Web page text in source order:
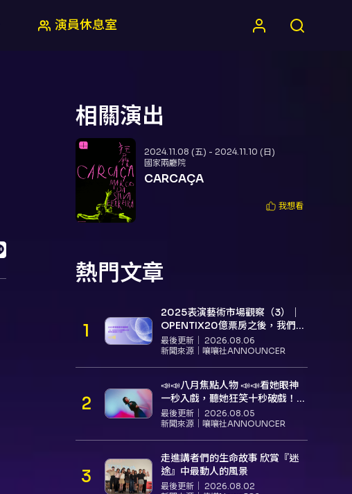
演員休息室
相關演出
2024.11.08 (五) - 2024.11.10 (日)
國家兩廳院
CARCAÇA
我想看
熱門文章
2025表演藝術市場觀察（3）｜
OPENTIX20億票房之後，我們到
底看見了什麼？
最後更新｜ 2026.08.06
新聞來源｜ 嚷嚷社ANNOUNCER
📣📣八月焦點人物 📣📣看她眼神
一秒入戲，聽她狂笑十秒破戲！
孝女宋國珍 v.s. 笑女張擎佳：本是
同根生，相約壓車別太急
最後更新｜ 2026.08.05
新聞來源｜ 嚷嚷社ANNOUNCER
走進講者們的生命故事 欣賞『迷
途』中最動人的風景
最後更新｜ 2026.08.02